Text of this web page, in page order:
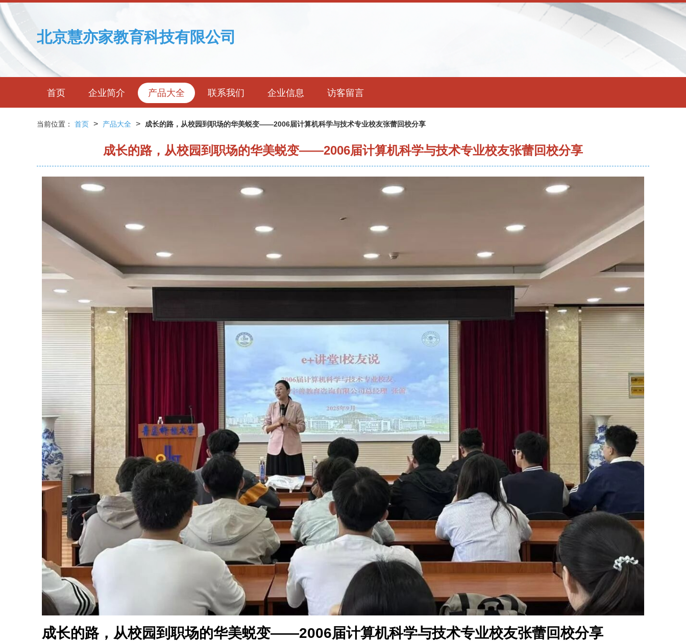
北京慧亦家教育科技有限公司
首页 企业简介 产品大全 联系我们 企业信息 访客留言
当前位置： 首页 > 产品大全 > 成长的路，从校园到职场的华美蜕变——2006届计算机科学与技术专业校友张蕾回校分享
成长的路，从校园到职场的华美蜕变——2006届计算机科学与技术专业校友张蕾回校分享
成长的路，从校园到职场的华美蜕变——2006届计算机科学与技术专业校友张蕾回校分享